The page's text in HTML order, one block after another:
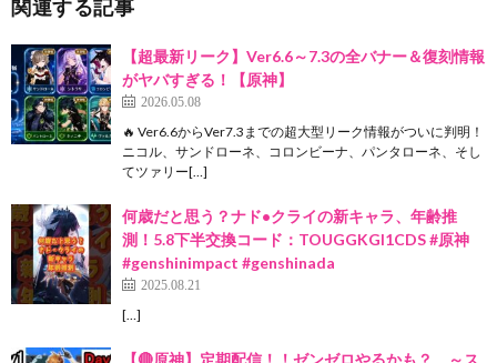
関連する記事
【超最新リーク】Ver6.6～7.3の全バナー＆復刻情報
がヤバすぎる！【原神】
2026.05.08
🔥 Ver6.6からVer7.3までの超大型リーク情報がついに判明！
ニコル、サンドローネ、コロンビーナ、パンタローネ、そし
てツァリー[…]
何歳だと思う？ナド•クライの新キャラ、年齢推
測！5.8下半交換コード：TOUGGKGI1CDS #原神
#genshinimpact #genshinada
2025.08.21
[…]
【🔴原神】定期配信！！ゼンゼロやるかも？ ～ス